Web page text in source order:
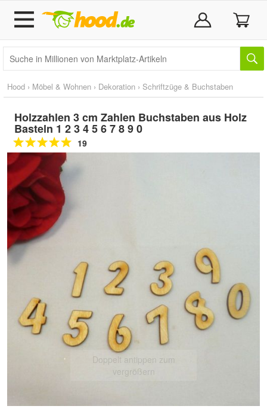
Hood › Möbel & Wohnen › Dekoration › Schriftzüge & Buchstaben
Holzzahlen 3 cm Zahlen Buchstaben aus Holz
Basteln 1 2 3 4 5 6 7 8 9 0
19
Doppelt antippen zum
vergrößern